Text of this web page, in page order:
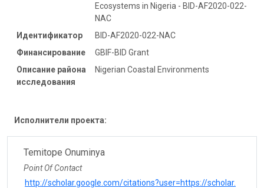
Ecosystems in Nigeria - BID-AF2020-022-
NAC
Идентификатор
BID-AF2020-022-NAC
Финансирование
GBIF-BID Grant
Описание района
исследования
Nigerian Coastal Environments
Исполнители проекта:
Temitope Onuminya
Point Of Contact
http://scholar.google.com/citations?user=https://scholar.